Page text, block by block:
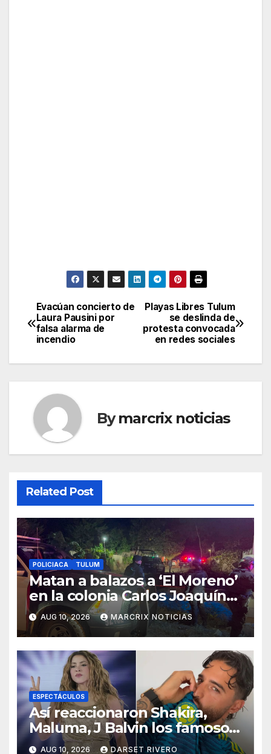
Post
navigation
Playas Libres Tulum
se deslinda de
protesta convocada
en redes sociales
Evacúan concierto de
Laura Pausini por
falsa alarma de
incendio
Bymarcrix noticias
Related Post
POLICIACA TULUM
Matan a balazos a ‘El Moreno’
en la colonia Carlos Joaquín
González de Tulum
AUG 10, 2026 MARCRIX NOTICIAS
ESPECTÁCULOS
Así reaccionaron Shakira,
Maluma, J Balvin los famosos
colombianos tras el sismo
AUG 10, 2026 DARSET RIVERO